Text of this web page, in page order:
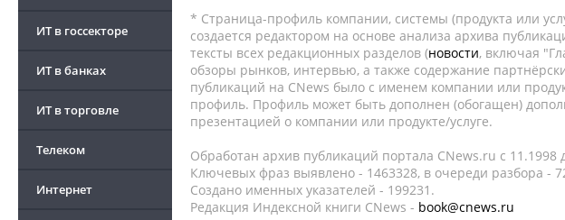
ИТ в госсекторе
ИТ в банках
ИТ в торговле
Телеком
Интернет
* Страница-профиль компании, системы (продукта или
создается редактором на основе анализа архива
тексты всех редакционных разделов (новости, включая
обзоры рынков, интервью, а также содержание
публикаций на CNews было с именем компании или
профиль. Профиль может быть дополнен (обогащен)
презентацией о компании или продукте/услуге.
Обработан архив публикаций портала CNews.ru c 11.1998
Ключевых фраз выявлено - 1463328, в очереди разбора -
Создано именных указателей - 199231.
Редакция Индексной книги CNews - book@cnews.ru